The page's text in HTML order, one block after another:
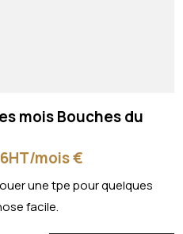
mois Bouches du
mois €
une tpe pour quelques
facile.